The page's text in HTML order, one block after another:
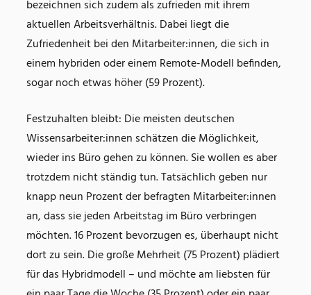
bezeichnen sich zudem als zufrieden mit ihrem
aktuellen Arbeitsverhältnis. Dabei liegt die
Zufriedenheit bei den Mitarbeiter:innen, die sich in
einem hybriden oder einem Remote-Modell befinden,
sogar noch etwas höher (59 Prozent).
Festzuhalten bleibt: Die meisten deutschen
Wissensarbeiter:innen schätzen die Möglichkeit,
wieder ins Büro gehen zu können. Sie wollen es aber
trotzdem nicht ständig tun. Tatsächlich geben nur
knapp neun Prozent der befragten Mitarbeiter:innen
an, dass sie jeden Arbeitstag im Büro verbringen
möchten. 16 Prozent bevorzugen es, überhaupt nicht
dort zu sein. Die große Mehrheit (75 Prozent) plädiert
für das Hybridmodell – und möchte am liebsten für